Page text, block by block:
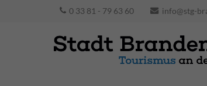
0 33 81 - 79 63 60 info@stg-